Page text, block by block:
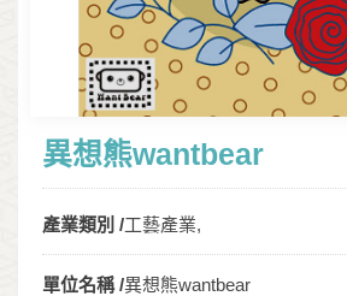
異想熊wantbear
產業類別 /工藝產業,
單位名稱 /異想熊wantbear